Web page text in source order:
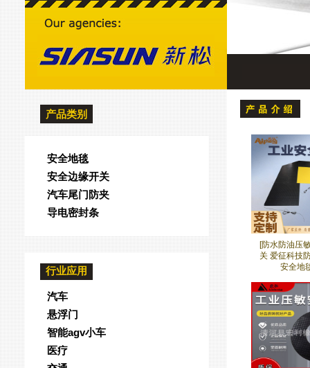
产品类别
安全地毯
安全边缘开关
汽车尾门防夹
导电密封条
行业应用
汽车
悬浮门
智能agv小车
医疗
[防水防油压
关 爱征科技
安全地